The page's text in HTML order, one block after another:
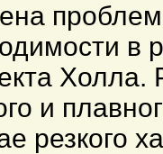
в
Холла.
и
резкого